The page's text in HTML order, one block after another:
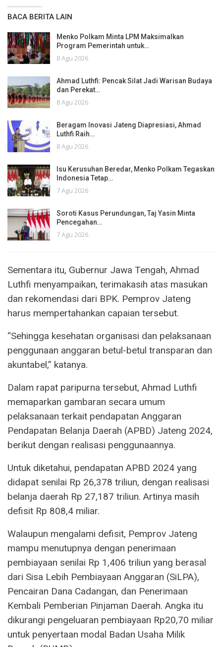
BACA BERITA LAIN
Menko Polkam Minta LPM Maksimalkan
Program Pemerintah untuk…
8 Agu 2026
Ahmad Luthfi: Pencak Silat Jadi Warisan Budaya
dan Perekat…
8 Agu 2026
Beragam Inovasi Jateng Diapresiasi, Ahmad
Luthfi Raih…
8 Agu 2026
Isu Kerusuhan Beredar, Menko Polkam Tegaskan
Indonesia Tetap…
7 Agu 2026
Soroti Kasus Perundungan, Taj Yasin Minta
Pencegahan…
7 Agu 2026
Sementara itu, Gubernur Jawa Tengah, Ahmad
Luthfi menyampaikan, terimakasih atas masukan
dan rekomendasi dari BPK. Pemprov Jateng
harus mempertahankan capaian tersebut.
“Sehingga kesehatan organisasi dan pelaksanaan
penggunaan anggaran betul-betul transparan dan
akuntabel,” katanya.
Dalam rapat paripurna tersebut, Ahmad Luthfi
memaparkan gambaran secara umum
pelaksanaan terkait pendapatan Anggaran
Pendapatan Belanja Daerah (APBD) Jateng 2024,
berikut dengan realisasi penggunaannya.
Untuk diketahui, pendapatan APBD 2024 yang
didapat senilai Rp 26,378 triliun, dengan realisasi
belanja daerah Rp 27,187 triliun. Artinya masih
defisit Rp 808,4 miliar.
Walaupun mengalami defisit, Pemprov Jateng
mampu menutupnya dengan penerimaan
pembiayaan senilai Rp 1,406 triliun yang berasal
dari Sisa Lebih Pembiayaan Anggaran (SiLPA),
Pencairan Dana Cadangan, dan Penerimaan
Kembali Pemberian Pinjaman Daerah. Angka itu
dikurangi pengeluaran pembiayaan Rp20,70 miliar
untuk penyertaan modal Badan Usaha Milik